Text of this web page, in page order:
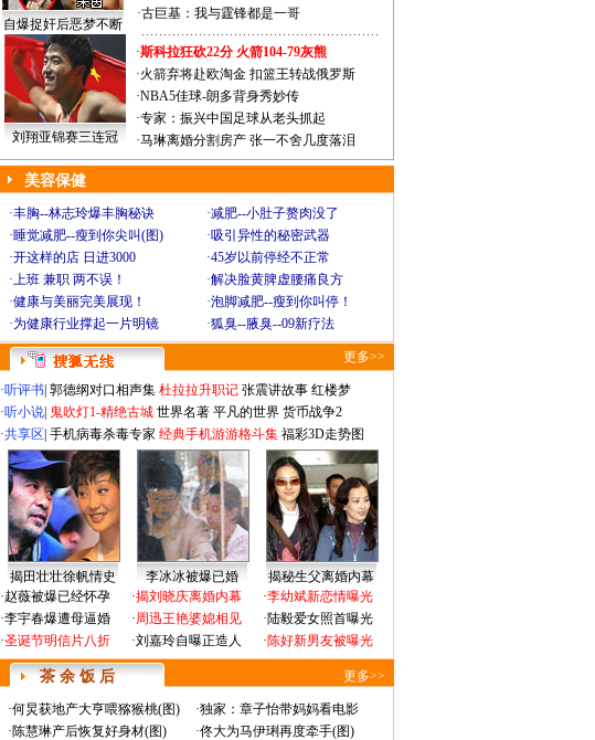
自爆捉奸后恶梦不断
·古巨基：我与霆锋都是一哥
刘翔亚锦赛三连冠
·斯科拉狂砍22分 火箭104-79灰熊
·火箭弃将赴欧淘金 扣篮王转战俄罗斯
·NBA5佳球-朗多背身秀妙传
·专家：振兴中国足球从老头抓起
·马琳离婚分割房产 张一不舍几度落泪
美容保健
·丰胸--林志玲爆丰胸秘诀 ·减肥--小肚子赘肉没了
·睡觉减肥--瘦到你尖叫(图) ·吸引异性的秘密武器
·开这样的店 日进3000 ·45岁以前停经不正常
·上班 兼职 两不误！ ·解决脸黄脾虚腰痛良方
·健康与美丽完美展现！ ·泡脚减肥--瘦到你叫停！
·为健康行业撑起一片明镜 ·狐臭--腋臭--09新疗法
更多>>
·听评书 郭德纲对口相声集 杜拉拉升职记 张震讲故事 红楼梦
·听小说 鬼吹灯1-精绝古城 世界名著 平凡的世界 货币战争2
·共享区 手机病毒杀毒专家 经典手机游游格斗集 福彩3D走势图
揭田壮壮徐帆情史 李冰冰被爆已婚
揭秘生父离婚内幕
·赵薇被爆已经怀孕
·李宇春爆遭母逼婚
·圣诞节明信片八折
·揭刘晓庆离婚内幕
·周迅王艳婆媳相见
·刘嘉玲自曝正造人
·李幼斌新恋情曝光
·陆毅爱女照首曝光
·陈好新男友被曝光
茶 余 饭 后 更多>>
·何炅获地产大亨喂猕猴桃(图) ·独家：章子怡带妈妈看电影
·陈慧琳产后恢复好身材(图) ·佟大为马伊琍再度牵手(图)